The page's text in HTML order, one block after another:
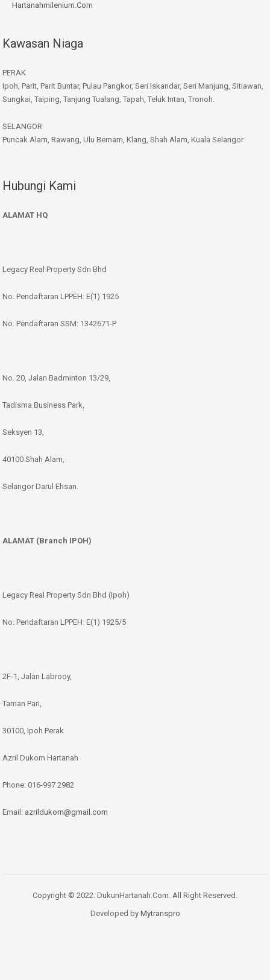
Hartanahmilenium.Com
Kawasan Niaga
PERAK
Ipoh, Parit, Parit Buntar, Pulau Pangkor, Seri Iskandar, Seri Manjung, Sitiawan,
Sungkai, Taiping, Tanjung Tualang, Tapah, Teluk Intan, Tronoh.
SELANGOR
Puncak Alam, Rawang, Ulu Bernam, Klang, Shah Alam, Kuala Selangor
Hubungi Kami
ALAMAT HQ
Legacy Real Property Sdn Bhd
No. Pendaftaran LPPEH: E(1) 1925
No. Pendaftaran SSM: 1342671-P
No. 20, Jalan Badminton 13/29,
Tadisma Business Park,
Seksyen 13,
40100 Shah Alam,
Selangor Darul Ehsan.
ALAMAT (Branch IPOH)
Legacy Real Property Sdn Bhd (Ipoh)
No. Pendaftaran LPPEH: E(1) 1925/5
2F-1, Jalan Labrooy,
Taman Pari,
30100, Ipoh Perak
Azril Dukorn Hartanah
Phone: 016-997 2982
Email: azrildukorn@gmail.com
Copyright © 2022. DukunHartanah.Com. All Right Reserved.
Developed by Mytranspro